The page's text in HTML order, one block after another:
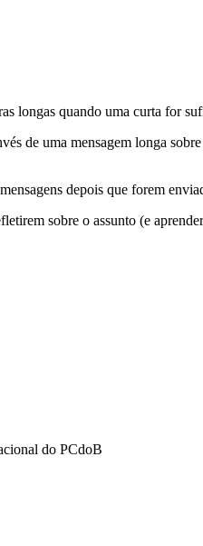
longas quando uma curta for
de uma mensagem longa
depois que forem
sobre o assunto (e
do PCdoB